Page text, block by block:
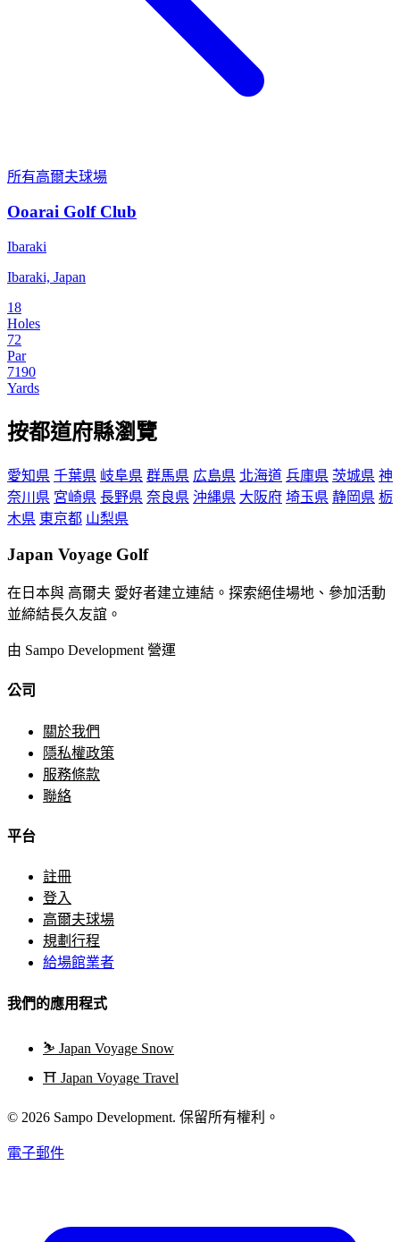
所有高爾夫球場
Ooarai Golf Club
Ibaraki
Ibaraki, Japan
18
Holes
72
Par
7190
Yards
按都道府縣瀏覽
愛知県 千葉県 岐阜県 群馬県 広島県 北海道 兵庫県 茨城県 神
奈川県 宮崎県 長野県 奈良県 沖縄県 大阪府 埼玉県 静岡県 栃
木県 東京都 山梨県
Japan Voyage Golf
在日本與 高爾夫 愛好者建立連結。探索絕佳場地、參加活動
並締結長久友誼。
由 Sampo Development 營運
公司
關於我們
隱私權政策
服務條款
聯絡
平台
註冊
登入
高爾夫球場
規劃行程
給場館業者
我們的應用程式
⛷️ Japan Voyage Snow
⛩️ Japan Voyage Travel
© 2026 Sampo Development. 保留所有權利。
電子郵件